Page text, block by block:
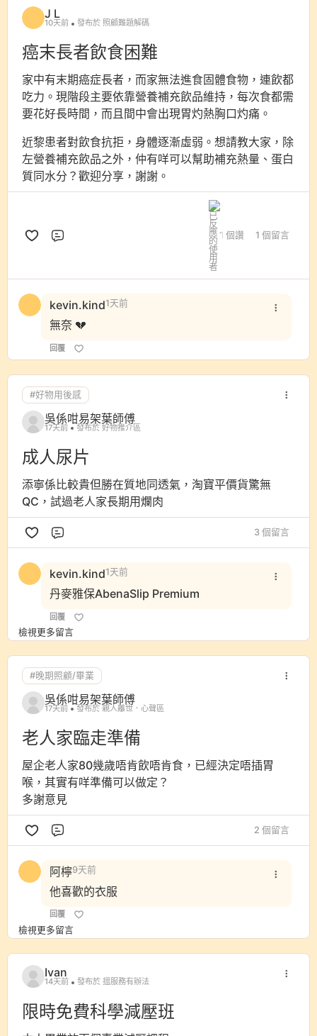
J L
10天前 發布於 照顧難題解碼
癌末長者飲食困難
家中有末期癌症長者，而家無法進食固體食物，連飲都
吃力。現階段主要依靠營養補充飲品維持，每次食都需
要花好長時間，而且間中會出現胃灼熱胸口灼痛。
近黎患者對飲食抗拒，身體逐漸虛弱。想請教大家，除
左營養補充飲品之外，仲有咩可以幫助補充熱量、蛋白
質同水分？歡迎分享，謝謝。
1 個讚 1 個留言
kevin.kind1天前
無奈 💔
回覆
#好物用後感
吳係咁易架葉師傅
17天前 發布於 好物推介區
成人尿片
添寧係比較貴但勝在質地同透氣，淘寶平價貨驚無
QC，試過老人家長期用爛肉
3 個留言
kevin.kind1天前
丹麥雅保AbenaSlip Premium
回覆
檢視更多留言
#晚期照顧/畢業
吳係咁易架葉師傅
17天前 發布於 親人離世．心聲區
老人家臨走準備
屋企老人家80幾歲唔肯飲唔肯食，已經決定唔插胃
喉，其實有咩準備可以做定？
多謝意見
2 個留言
阿檸9天前
他喜歡的衣服
回覆
檢視更多留言
Ivan
14天前 發布於 搵服務有辦法
限時免費科學減壓班